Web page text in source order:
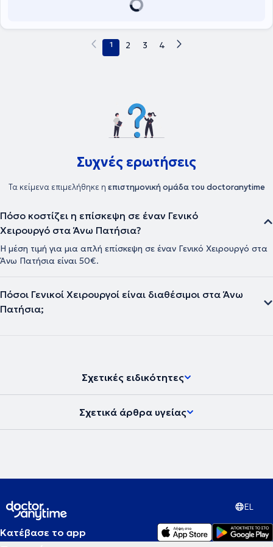
τομείς της Γενικής Χειρουργικής: Χειρουργική Μαστού,
Ογκολογία. Στον τομέα της Χειρουργικής Ογκολογίας μετά την
εξειδίκευσή της στο Αντικαρκινικό Κέντρο του Παρισιού εφαρμόζει
1 2 3 4
Συχνές ερωτήσεις
Τα κείμενα επιμελήθηκε η επιστημονική ομάδα του doctoranytime
Πόσο κοστίζει η επίσκεψη σε έναν Γενικό
Χειρουργό στα Άνω Πατήσια?
Η μέση τιμή για μια απλή επίσκεψη σε έναν Γενικό Χειρουργό στα
Άνω Πατήσια είναι 50€.
Πόσοι Γενικοί Χειρουργοί είναι διαθέσιμοι στα Άνω
Πατήσια;
Σχετικές ειδικότητες
Σχετικά άρθρα υγείας
EL
Κατέβασε το app